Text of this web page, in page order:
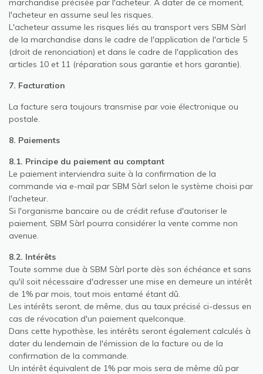
marchandise précisée par l'acheteur. A dater de ce moment,
l'acheteur en assume seul les risques.
L'acheteur assume les risques liés au transport vers SBM Sàrl
de la marchandise dans le cadre de l'application de l'article 5
(droit de renonciation) et dans le cadre de l'application des
articles 10 et 11 (réparation sous garantie et hors garantie).
7. Facturation
La facture sera toujours transmise par voie électronique ou
postale.
8. Paiements
8.1. Principe du paiement au comptant
Le paiement interviendra suite à la confirmation de la
commande via e-mail par SBM Sàrl selon le système choisi par
l'acheteur.
Si l'organisme bancaire ou de crédit refuse d'autoriser le
paiement, SBM Sàrl pourra considérer la vente comme non
avenue.
8.2. Intérêts
Toute somme due à SBM Sàrl porte dès son échéance et sans
qu'il soit nécessaire d'adresser une mise en demeure un intérêt
de 1% par mois, tout mois entamé étant dû.
Les intérêts seront, de même, dus au taux précisé ci-dessus en
cas de révocation d'un paiement quelconque.
Dans cette hypothèse, les intérêts seront également calculés à
dater du lendemain de l'émission de la facture ou de la
confirmation de la commande.
Un intérêt équivalent de 1% par mois sera de même dû par